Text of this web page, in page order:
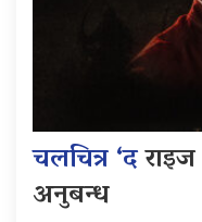
चलचित्र ‘द
अनुबन्ध